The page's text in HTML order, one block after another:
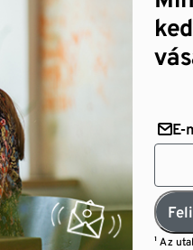
E-
¹ Az